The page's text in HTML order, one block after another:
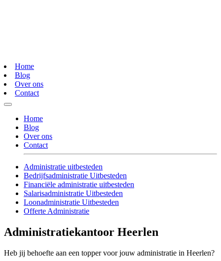
Home
Blog
Over ons
Contact
Home
Blog
Over ons
Contact
Administratie uitbesteden
Bedrijfsadministratie Uitbesteden
Financiële administratie uitbesteden
Salarisadministratie Uitbesteden
Loonadministratie Uitbesteden
Offerte Administratie
Administratiekantoor Heerlen
Heb jij behoefte aan een topper voor jouw administratie in Heerlen?